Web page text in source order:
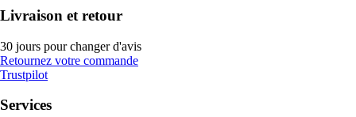
Livraison et retour
30 jours pour changer d'avis
Retournez votre commande
Trustpilot
Services